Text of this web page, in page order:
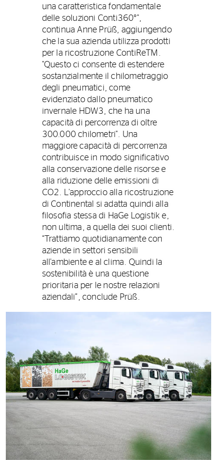
una caratteristica fondamentale
delle soluzioni Conti360°",
continua Anne Prüß, aggiungendo
che la sua azienda utilizza prodotti
per la ricostruzione ContiReTM.
"Questo ci consente di estendere
sostanzialmente il chilometraggio
degli pneumatici, come
evidenziato dallo pneumatico
invernale HDW3, che ha una
capacità di percorrenza di oltre
300.000 chilometri". Una
maggiore capacità di percorrenza
contribuisce in modo significativo
alla conservazione delle risorse e
alla riduzione delle emissioni di
CO2. L'approccio alla ricostruzione
di Continental si adatta quindi alla
filosofia stessa di HaGe Logistik e,
non ultima, a quella dei suoi clienti.
“Trattiamo quotidianamente con
aziende in settori sensibili
all'ambiente e al clima. Quindi la
sostenibilità è una questione
prioritaria per le nostre relazioni
aziendali”, conclude Prüß.